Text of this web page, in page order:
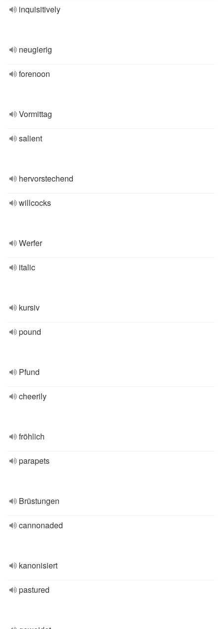
inquisitively
neugierig
forenoon
Vormittag
salient
hervorstechend
willcocks
Werfer
italic
kursiv
pound
Pfund
cheerily
fröhlich
parapets
Brüstungen
cannonaded
kanonisiert
pastured